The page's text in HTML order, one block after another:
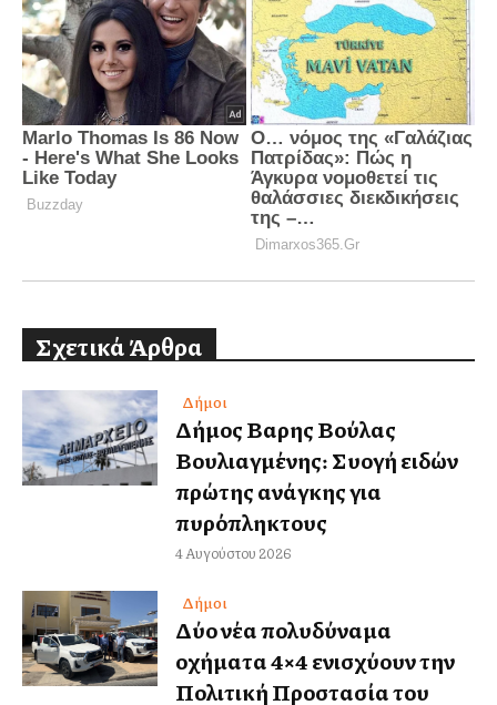
Σχετικά Άρθρα
Δήμοι
Δήμος Βαρης Βούλας
Βουλιαγμένης: Συλλογή ειδών
πρώτης ανάγκης για
πυρόπληκτους
4 Αυγούστου 2026
Δήμοι
Δύο νέα πολυδύναμα
οχήματα 4×4 ενισχύουν την
Πολιτική Προστασία του